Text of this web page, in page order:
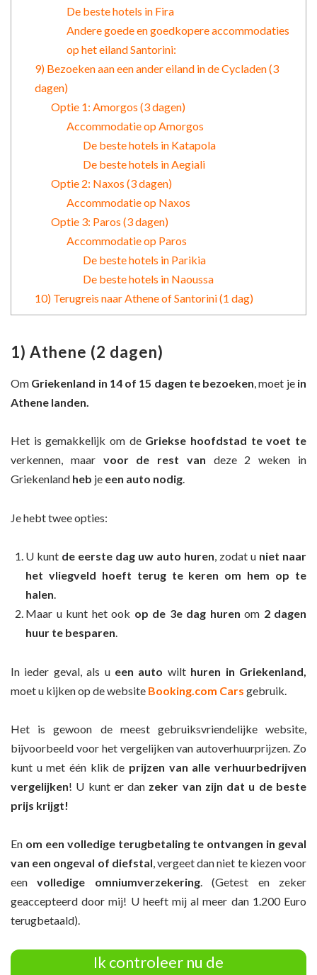
De beste hotels in Fira
Andere goede en goedkopere accommodaties
op het eiland Santorini:
9) Bezoeken aan een ander eiland in de Cycladen (3
dagen)
Optie 1: Amorgos (3 dagen)
Accommodatie op Amorgos
De beste hotels in Katapola
De beste hotels in Aegiali
Optie 2: Naxos (3 dagen)
Accommodatie op Naxos
Optie 3: Paros (3 dagen)
Accommodatie op Paros
De beste hotels in Parikia
De beste hotels in Naoussa
10) Terugreis naar Athene of Santorini (1 dag)
1) Athene (2 dagen)
Om Griekenland in 14 of 15 dagen te bezoeken, moet je in
Athene landen.
Het is gemakkelijk om de Griekse hoofdstad te voet te
verkennen, maar voor de rest van deze 2 weken in
Griekenland heb je een auto nodig.
Je hebt twee opties:
U kunt de eerste dag uw auto huren, zodat u niet naar
het vliegveld hoeft terug te keren om hem op te
halen.
Maar u kunt het ook op de 3e dag huren om 2 dagen
huur te besparen.
In ieder geval, als ueen auto wilthuren in Griekenland
moet u kijken op de website Booking.com Cars gebruik.
Het is gewoon de meest gebruiksvriendelijke website,
bijvoorbeeld voor het vergelijken van autoverhuurprijzen. Zo
kunt u met één klik de prijzen van alle verhuurbedrijven
vergelijken! U kunt er dan zeker van zijn dat u de beste
prijs krijgt!
En om een volledige terugbetaling te ontvangen in geval
van een ongeval of diefstal, vergeet dan niet te kiezen voor
eenvolledige omniumverzekering. (Getest en zeker
geaccepteerd door mij! U heeft mij al meer dan 1.200 Euro
terugbetaald).
Ik controleer nu de